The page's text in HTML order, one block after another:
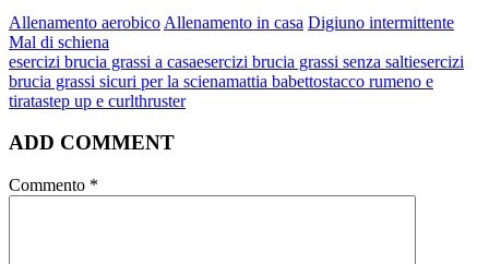
Allenamento aerobico Allenamento in casa Digiuno intermittente
Mal di schiena
esercizi brucia grassi a casaesercizi brucia grassi senza saltiesercizi
brucia grassi sicuri per la scienamattia babettostacco rumeno e
tiratastep up e curlthruster
ADD COMMENT
Commento *